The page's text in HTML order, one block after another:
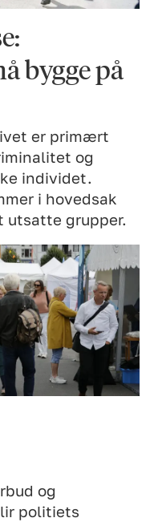
bygge på
er primært
og
individet.
i hovedsak
grupper.
og
politiets